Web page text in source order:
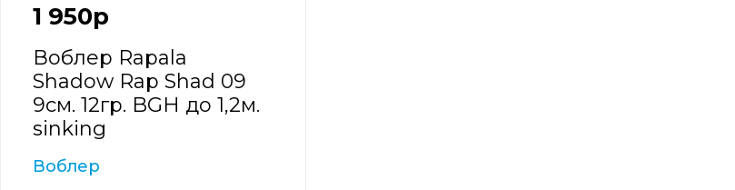
1 950р
Воблер Rapala
Shadow Rap Shad 09
9см. 12гр. BGH до 1,2м.
sinking
Воблер